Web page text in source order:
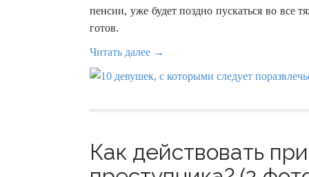
пенсии, уже будет поздно пускаться во все
готов.
Читать далее →
Как действовать